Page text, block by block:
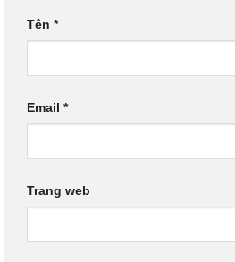
Tên *
Email *
Trang web